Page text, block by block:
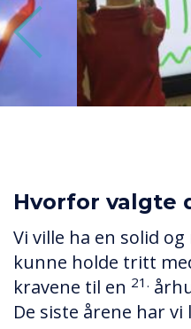
Previous
Hvorfor valgte
Vi ville ha en solid
kunne holde tritt
kravene til en 21.
De siste årene har